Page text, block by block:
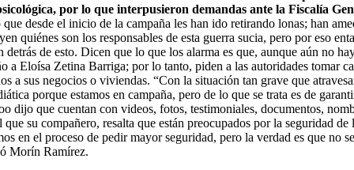
por lo que interpusieron demandas ante la Fiscalía
desde el inicio de la campaña les han ido retirando lonas; han
quiénes son los responsables de esta guerra sucia, pero por eso
de esto. Dicen que lo que los alarma es que, aunque aún no
a Eloísa Zetina Barriga; por lo tanto, piden a las autoridades tomar
a sus negocios o viviendas. “Con la situación tan grave que
porque estamos en campaña, pero de lo que se trata es de
dijo que cuentan con videos, fotos, testimoniales, documentos,
su compañero, resalta que están preocupados por la seguridad
en el proceso de pedir mayor seguridad, pero la verdad es que no
Morín Ramírez.